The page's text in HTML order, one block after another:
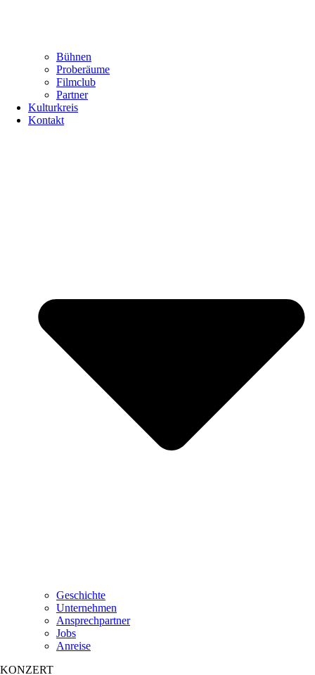
Bühnen
Proberäume
Filmclub
Partner
Kulturkreis
Kontakt
Geschichte
Unternehmen
Ansprechpartner
Jobs
Anreise
KONZERT